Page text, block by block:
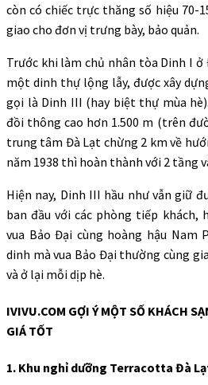
còn có chiếc trực thăng số hiệu 70-
giao cho đơn vị trưng bày, bảo quản.
Trước khi làm chủ nhân tòa Dinh I ở
một dinh thự lộng lẫy, được xây
gọi là Dinh III (hay biệt thự mùa
đồi thông cao hơn 1.500 m (trên
trung tâm Đà Lạt chừng 2 km về
năm 1938 thì hoàn thành với 2 tầng
Hiện nay, Dinh III hầu như vẫn giữ
ban đầu với các phòng tiếp
vua Bảo Đại cùng hoàng hậu Nam
dinh mà vua Bảo Đại thường cùng
và ở lại mỗi dịp hè.
IVIVU.COM GỢI Ý MỘT SỐ KHÁCH
GIÁ TỐT
1. Khu nghỉ dưỡng Terracotta Đà